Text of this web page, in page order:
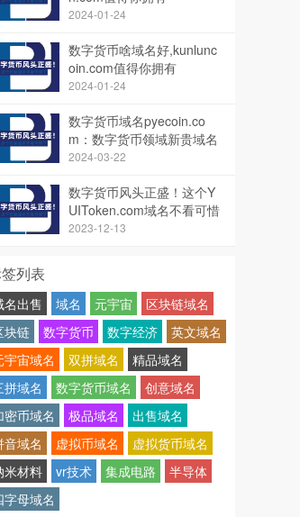
2024-01-24
数字货币啥域名好,kunlunc
oin.com值得你拥有
2024-01-24
数字货币域名pyecoin.co
m：数字货币领域新贵域名
解析与价值探索
2024-03-22
数字货币风头正盛！这个Y
UIToken.com域名不看可惜
了！
2023-12-13
列表
名出售 域名 元宇宙
区块链域名
块链
数字货币 数字经济
英文域名
宇宙域名
双拼域名
精品域名
拼域名
数字货币域名
创意域名
密币域名
极品域名
出售域名
音域名
虚拟币域名
虚拟货币域名
米材料
vr技术 集成电路
半导体
字母域名